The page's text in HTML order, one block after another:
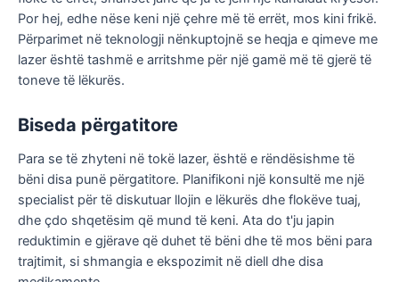
Por hej, edhe nëse keni një çehre më të errët, mos kini frikë.
Përparimet në teknologji nënkuptojnë se heqja e qimeve me
lazer është tashmë e arritshme për një gamë më të gjerë të
toneve të lëkurës.
Biseda përgatitore
Para se të zhyteni në tokë lazer, është e rëndësishme të
bëni disa punë përgatitore. Planifikoni një konsultë me një
specialist për të diskutuar llojin e lëkurës dhe flokëve tuaj,
dhe çdo shqetësim që mund të keni. Ata do t'ju japin
reduktimin e gjërave që duhet të bëni dhe të mos bëni para
trajtimit, si shmangia e ekspozimit në diell dhe disa